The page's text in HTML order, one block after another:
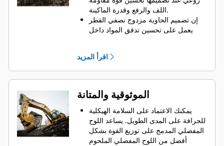
اللف والرفع وقدرة الماكينة.
إن تصميم الحاوية مزدوج نصفي القطر
يعمل على تحسين تدفق المواد داخل
عدم سحب الجزء السفلي من الجرافة،
يزيد استهلاك الوقود إلى الحد الأقصى
أثناء الحفر. تم تصميم جرافات Cat بحيث
تخترق المواد بمنتهى السرعة لتحسين
تحميل كمية أكبر من المواد في أقل وقت
ممكن. يساعد شكل الجرافة والقضبان
الجانبية على الاحتفاظ بمعظم المواد في
الجرافة لكل حمولة.
اقرأ المزيد
الموثوقية والمتانة
يمكنك الاعتماد على السلامة الهيكلية
للجرافة على المدى الطويل. ‏‫يساعد اللوح
المفصلي المدمج على توزيع القوة بشكل
أفضل من اللوح المفصلي الملحوم